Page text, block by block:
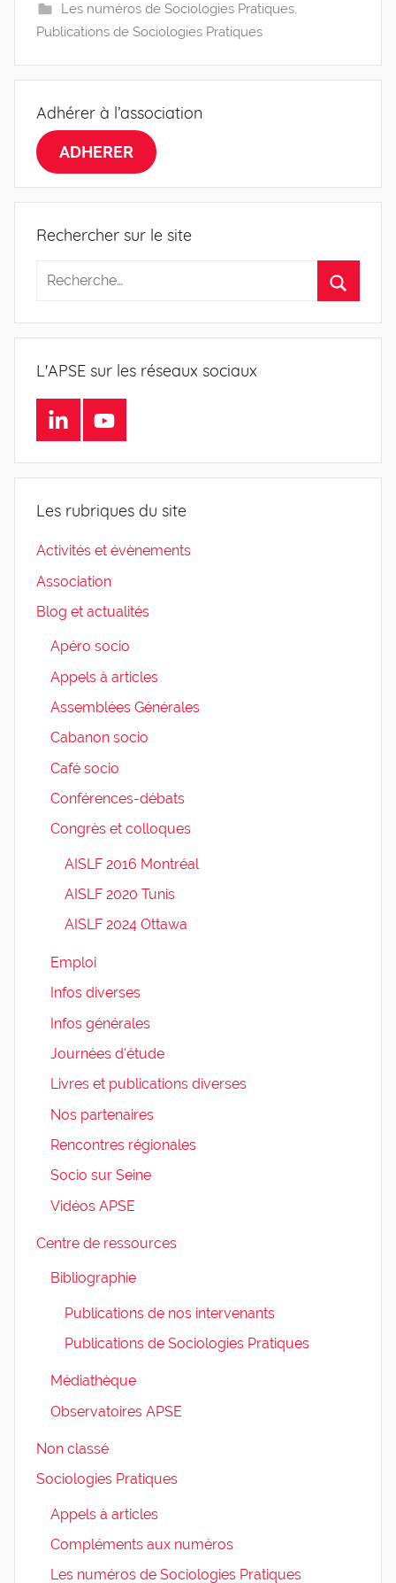
Les numéros de Sociologies Pratiques,
Publications de Sociologies Pratiques
Adhérer à l’association
ADHERER
Rechercher sur le site
L'APSE sur les réseaux sociaux
LinkedInYoutube
Les rubriques du site
Activités et évènements
Association
Blog et actualités
Apéro socio
Appels à articles
Assemblées Générales
Cabanon socio
Café socio
Conférences-débats
Congrès et colloques
AISLF 2016 Montréal
AISLF 2020 Tunis
AISLF 2024 Ottawa
Emploi
Infos diverses
Infos générales
Journées d'étude
Livres et publications diverses
Nos partenaires
Rencontres régionales
Socio sur Seine
Vidéos APSE
Centre de ressources
Bibliographie
Publications de nos intervenants
Publications de Sociologies Pratiques
Médiathèque
Observatoires APSE
Non classé
Sociologies Pratiques
Appels à articles
Compléments aux numéros
Les numéros de Sociologies Pratiques